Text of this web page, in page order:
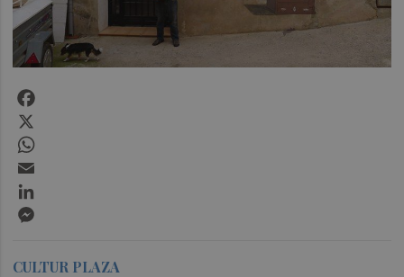
CULTUR PLAZA